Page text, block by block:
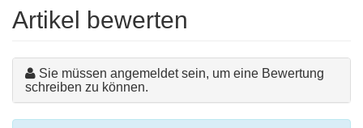
Artikel bewerten
Sie müssen angemeldet sein, um eine Bewertung
schreiben zu können.